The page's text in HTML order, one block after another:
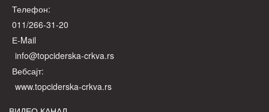
Телефон:
011/266-31-20
Е-Mail
info@topciderska-crkva.rs
Вебсајт:
www.topciderska-crkva.rs